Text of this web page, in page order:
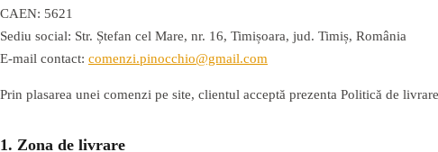
CAEN: 5621
Sediu social: Str. Ștefan cel Mare, nr. 16, Timișoara, jud. Timiș, România
E-mail contact: comenzi.pinocchio@gmail.com
Prin plasarea unei comenzi pe site, clientul acceptă prezenta Politică de
1. Zona de livrare